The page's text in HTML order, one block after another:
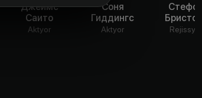
Джеймс
Саито
Aktyor
Соня
Гиддингс
Aktyor Rejissyor